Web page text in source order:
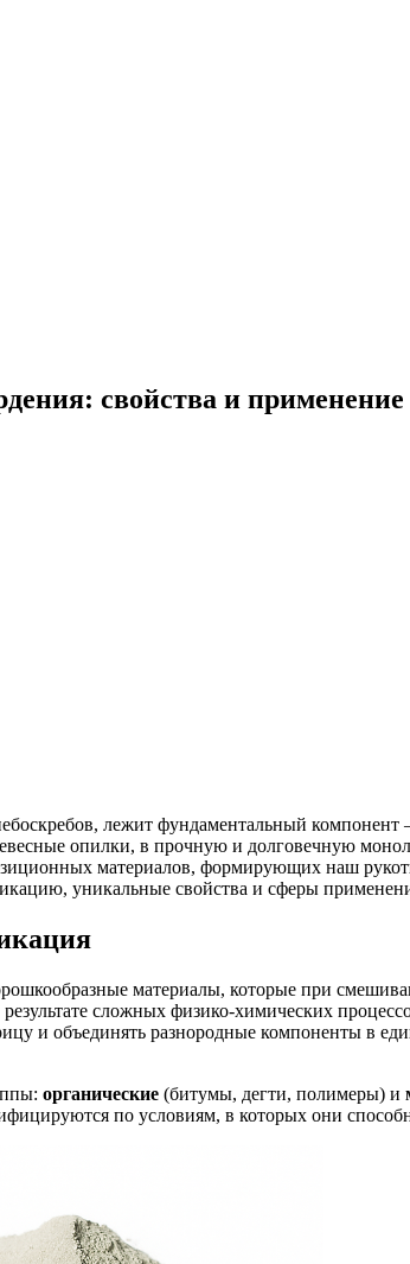
свойства и применение
лежит фундаментальный компонент
опилки, в прочную и долговечную
материалов, формирующих наш
уникальные свойства и сферы
материалы, которые при
сложных физико-химических
и объединять разнородные компоненты в
органические (битумы, дегти, полимеры) и
по условиям, в которых они